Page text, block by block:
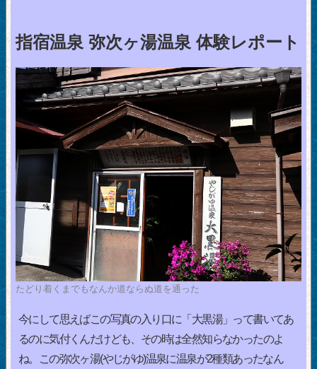
指宿温泉 弥次ヶ湯温泉 体験レポート
たどり着くまでもなんか道ならぬ道を通った
今にして思えばこの写真の入り口に「大黒湯」って書いてあ
るのに気付くんだけども、その時は全然知らなかったのよ
ね。この弥次ヶ湯(やじがゆ)温泉に温泉が2種類あったなん